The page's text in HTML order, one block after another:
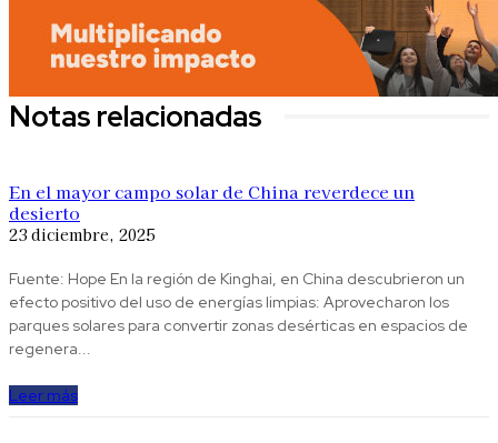
Notas relacionadas
En el mayor campo solar de China reverdece un
desierto
23 diciembre, 2025
Fuente: Hope En la región de Kinghai, en China descubrieron un
efecto positivo del uso de energías limpias: Aprovecharon los
parques solares para convertir zonas desérticas en espacios de
regenera...
Leer más